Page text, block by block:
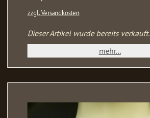
zzgl. Versandkosten
Dieser Artikel wurde bereits verkauft.
mehr...